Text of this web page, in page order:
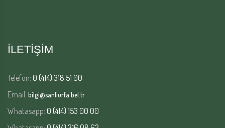
İLETİŞİM
Telefon: 0 (414) 318 51 00
Email: bilgi@sanliurfa.bel.tr
Whatasapp: 0 (414) 153 00 00